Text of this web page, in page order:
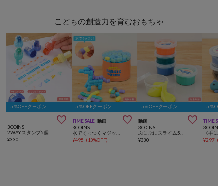
こどもの創造力を育むおもちゃ
5％OFFクーポン

3COINS
¥330
5％OFFクーポン
TIME SALE 動画 
3COINS
¥495 (10%OFF)
5％OFFクーポン
動画 
3COINS
¥330
5％
TIME
¥297